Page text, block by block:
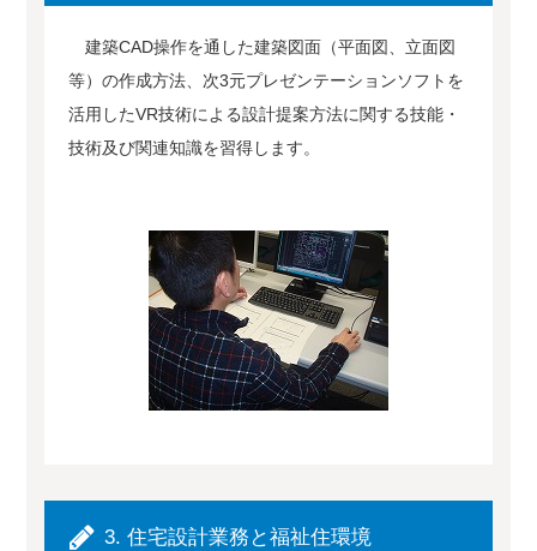
建築CAD操作を通した建築図面（平面図、立面図
等）の作成方法、次3元プレゼンテーションソフトを
活用したVR技術による設計提案方法に関する技能・
技術及び関連知識を習得します。
3. 住宅設計業務と福祉住環境